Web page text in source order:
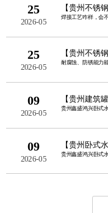
25
2026-05
【贵州不锈
焊接工艺咋样，会
25
2026-05
【贵州不锈
耐腐蚀、防锈能力
09
2026-05
【贵州建筑
贵州鑫盛鸿兴卧式
09
2026-05
【贵州卧式
贵州鑫盛鸿兴卧式